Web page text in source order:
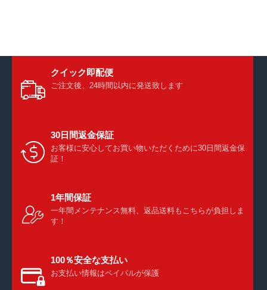
クイック即配便
ご注文後、24時間以内に発送致します
30日間返金保証
お客様に安心してお買い物いただくために30日間返金保
証！
1年間保証
一年間メンテナンス無料、返品送料もこちらが負担しま
す！
100％安全な支払い
お支払い情報はペイパルが保護